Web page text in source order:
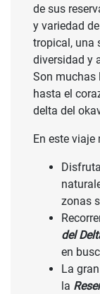
de sus
y variedad
tropical, una
diversidad y
Son muchas
hasta el
delta del
En este viaje
zonas
del
en
La
la